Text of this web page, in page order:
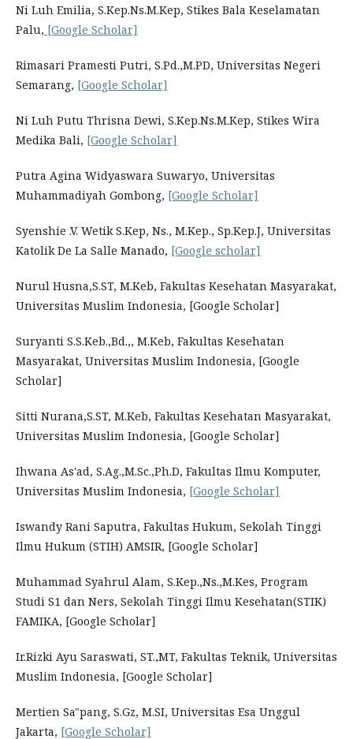
Ni Luh Emilia, S.Kep.Ns.M.Kep, Stikes Bala Keselamatan
Palu, [Google Scholar]
Rimasari Pramesti Putri, S.Pd.,M.PD, Universitas Negeri
Semarang, [Google Scholar]
Ni Luh Putu Thrisna Dewi, S.Kep.Ns.M.Kep, Stikes Wira
Medika Bali, [Google Scholar]
Putra Agina Widyaswara Suwaryo, Universitas
Muhammadiyah Gombong, [Google Scholar]
Syenshie .V. Wetik S.Kep, Ns., M.Kep., Sp.Kep.J, Universitas
Katolik De La Salle Manado, [Google scholar]
Nurul Husna,S.ST, M.Keb, Fakultas Kesehatan Masyarakat,
Universitas Muslim Indonesia, [Google Scholar]
Suryanti S.S.Keb.,Bd.,, M.Keb, Fakultas Kesehatan
Masyarakat, Universitas Muslim Indonesia, [Google
Scholar]
Sitti Nurana,S.ST, M.Keb, Fakultas Kesehatan Masyarakat,
Universitas Muslim Indonesia, [Google Scholar]
Ihwana As'ad, S.Ag.,M.Sc.,Ph.D, Fakultas Ilmu Komputer,
Universitas Muslim Indonesia, [Google Scholar]
Iswandy Rani Saputra, Fakultas Hukum, Sekolah Tinggi
Ilmu Hukum (STIH) AMSIR, [Google Scholar]
Muhammad Syahrul Alam, S.Kep.,Ns.,M.Kes, Program
Studi S1 dan Ners, Sekolah Tinggi Ilmu Kesehatan(STIK)
FAMIKA, [Google Scholar]
Ir.Rizki Ayu Saraswati, ST.,MT, Fakultas Teknik, Universitas
Muslim Indonesia, [Google Scholar]
Mertien Sa"pang, S.Gz, M.SI, Universitas Esa Unggul
Jakarta, [Google Scholar]